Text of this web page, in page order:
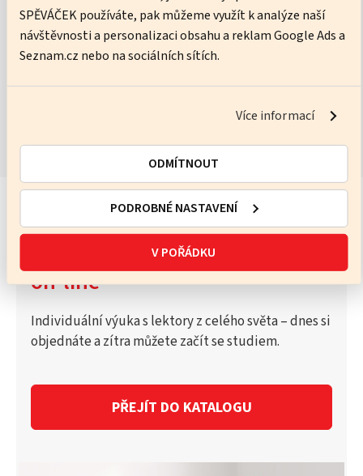
SPĚVÁČEK používáte, pak můžeme využít k analýze naší
návštěvnosti a personalizaci obsahu a reklam Google Ads a
Seznam.cz nebo na sociálních sítích.
Více informací
V POŘÁDKU
PODROBNÉ NASTAVENÍ
ODMÍTNOUT
No pressure, just practice – I’ll help you get better every lesson.
ZOBRAZIT KURZY
Vyzkoušejte Katalog lektorů
on-line
Individuální výuka s lektory z celého světa – dnes si
objednáte a zítra můžete začít se studiem.
PŘEJÍT DO KATALOGU